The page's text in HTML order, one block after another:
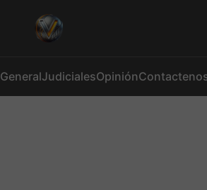
GeneralJudicialesOpinión